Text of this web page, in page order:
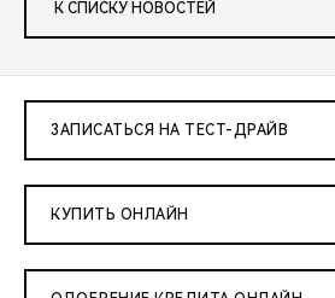
К СПИСКУ НОВОСТЕЙ
ЗАПИСАТЬСЯ НА ТЕСТ-ДРАЙВ
КУПИТЬ ОНЛАЙН